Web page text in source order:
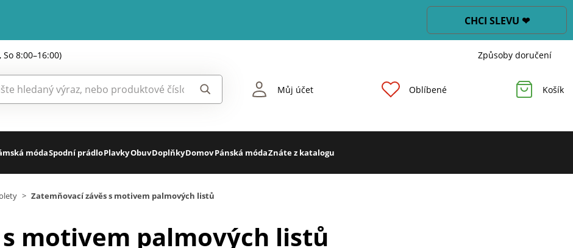
CHCI SLEVU ❤
So 8:00–16:00) Způsoby doručení
Můj účet Oblíbené Košík
módaSpodní prádloPlavkyObuvDoplňkyDomovPánská módaZnáte z katalogu
> Zatemňovací závěs s motivem palmových listů
motivem palmových listů